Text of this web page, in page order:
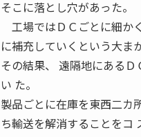
そこに落とし穴があった。
工場ではＤＣごとに細か
に補充していくという大ま
その結果、 遠隔地にある
い た。
製品ごとに在庫を東西二
ち輸送を解消することをコ